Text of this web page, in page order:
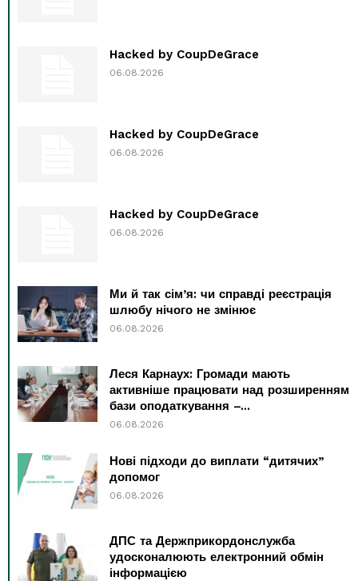
Hacked by CoupDeGrace
06.08.2026
Hacked by CoupDeGrace
06.08.2026
Hacked by CoupDeGrace
06.08.2026
Ми й так сім’я: чи справді реєстрація
шлюбу нічого не змінює
06.08.2026
Леся Карнаух: Громади мають
активніше працювати над розширенням
бази оподаткування –...
06.08.2026
Нові підходи до виплати “дитячих”
допомог
06.08.2026
ДПС та Держприкордонслужба
удосконалюють електронний обмін
інформацією